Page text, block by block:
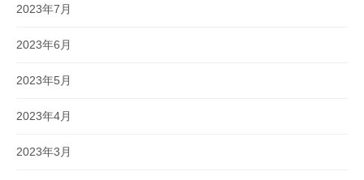
2023年7月
2023年6月
2023年5月
2023年4月
2023年3月